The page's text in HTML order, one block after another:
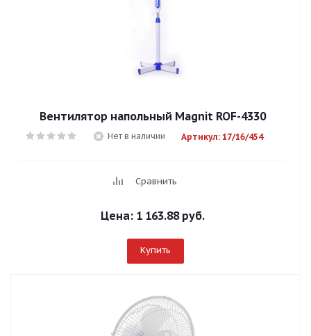
Вентилятор напольный Magnit ROF-4330
Нет в наличии Артикул: 17/16/454
Сравнить
Цена: 1 163.88 руб.
Купить